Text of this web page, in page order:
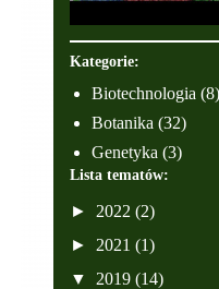
Kategorie:
Biotechnologia (8)
Botanika (32)
Genetyka (3)
Lista tematów:
► 2022 (2)
► 2021 (1)
▼ 2019 (14)